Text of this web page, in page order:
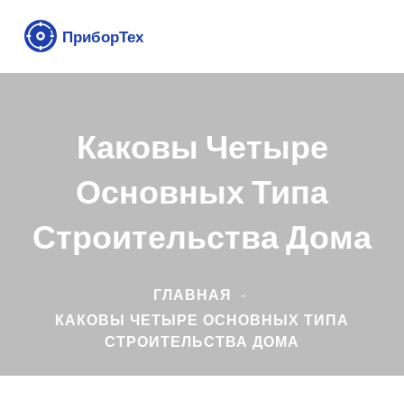
Каковы Четыре
Основных Типа
Строительства Дома
ГЛАВНАЯ
КАКОВЫ ЧЕТЫРЕ ОСНОВНЫХ ТИПА
СТРОИТЕЛЬСТВА ДОМА